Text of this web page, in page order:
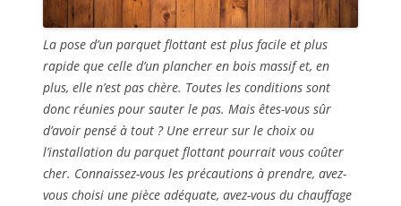
La pose d’un parquet flottant est plus facile et plus
rapide que celle d’un plancher en bois massif et, en
plus, elle n’est pas chère. Toutes les conditions sont
donc réunies pour sauter le pas. Mais êtes-vous sûr
d’avoir pensé à tout ? Une erreur sur le choix ou
l’installation du parquet flottant pourrait vous coûter
cher. Connaissez-vous les précautions à prendre, avez-
vous choisi une pièce adéquate, avez-vous du chauffage